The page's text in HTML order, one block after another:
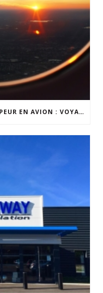
STAGE ANTISTRESS POUR LA PEUR EN AVION : VOYAGEZ SEREINEMENT